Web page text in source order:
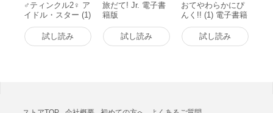
♂ティンクル2♀ ア
イドル・スター (1)
電子書籍版
試し読み
旅だて! Jr. 電子書
籍版
試し読み
おてやわらかにぴ
んく!! (1) 電子書籍
試し読み